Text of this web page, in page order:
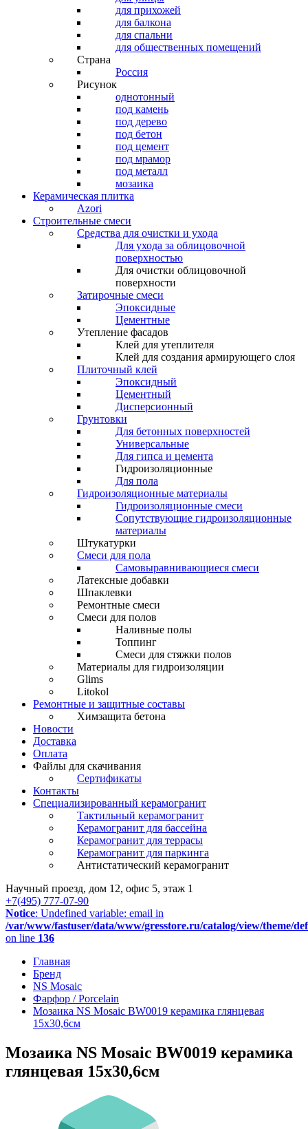
для прихожей
для балкона
для спальни
для общественных помещений
Страна
Россия
Рисунок
однотонный
под камень
под дерево
под бетон
под цемент
под мрамор
под металл
мозаика
Керамическая плитка
Azori
Строительные смеси
Средства для очистки и ухода
Для ухода за облицовочной
поверхностью
Для очистки облицовочной
поверхности
Затирочные смеси
Эпоксидные
Цементные
Утепление фасадов
Клей для утеплителя
Клей для создания армирующего слоя
Плиточный клей
Эпоксидный
Цементный
Дисперсионный
Грунтовки
Для бетонных поверхностей
Универсальные
Для гипса и цемента
Гидроизоляционные
Для пола
Гидроизоляционные материалы
Гидроизоляционные смеси
Сопутствующие гидроизоляционные
материалы
Штукатурки
Смеси для пола
Самовыравнивающиеся смеси
Латексные добавки
Шпаклевки
Ремонтные смеси
Смеси для полов
Наливные полы
Топпинг
Смеси для стяжки полов
Материалы для гидроизоляции
Glims
Litokol
Ремонтные и защитные составы
Химзащита бетона
Новости
Доставка
Оплата
Файлы для скачивания
Сертификаты
Контакты
Специализированный керамогранит
Тактильный керамогранит
Керамогранит для бассейна
Керамогранит для террасы
Керамогранит для паркинга
Антистатический керамогранит
Научный проезд, дом 12, офис 5, этаж 1
+7(495) 777-07-90
Notice: Undefined variable: email in
/var/www/fastuser/data/www/gresstore.ru/catalog/view/theme/
on line 136
Главная
Бренд
NS Mosaic
Фарфор / Porcelain
Мозаика NS Mosaic BW0019 керамика глянцевая
15x30,6см
Мозаика NS Mosaic BW0019 керамика
глянцевая 15x30,6см